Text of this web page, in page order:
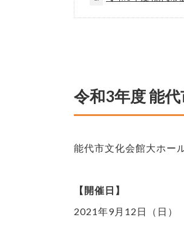
令和3年度 能
能代市文化会館大ホー
【開催日】
2021年9月12日（日）